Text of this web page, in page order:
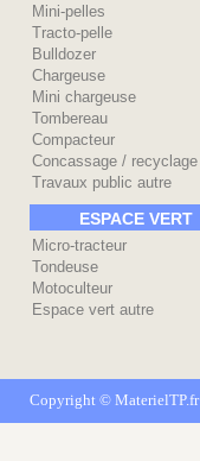
Mini-pelles
Tracto-pelle
Bulldozer
Chargeuse
Mini chargeuse
Tombereau
Compacteur
Concassage / recyclage
Travaux public autre
ESPACE VERT
Micro-tracteur
Tondeuse
Motoculteur
Espace vert autre
Copyright © MaterielTP.fr